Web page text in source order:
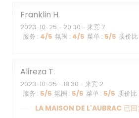
Franklin H
2023-10-25 - 20:30 - 来宾 7
服务 : 4/5 氛围 : 4/5 菜单 : 5/5 质价比
Alireza T
2023-10-25 - 18:30 - 来宾 2
服务 : 5/5 氛围 : 5/5 菜单 : 5/5 质价比
LA MAISON DE L'AUBRAC 已